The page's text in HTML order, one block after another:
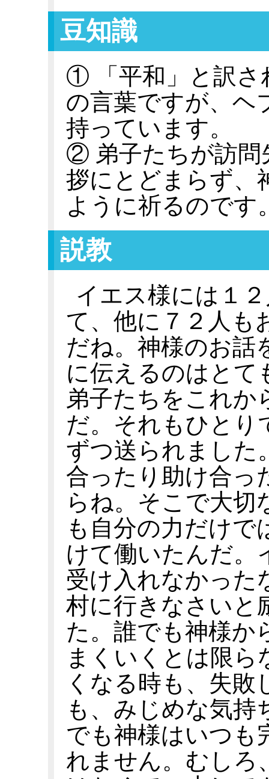
豆知識
① 「平和」と訳さ
の言葉ですが、ヘ
持っています。
② 弟子たちが訪問
拶にとどまらず、
ように祈るのです
説教
イエス様には１
て、他に７２人も
だね。神様のお話
に伝えるのはとて
弟子たちをこれか
だ。それもひとり
ずつ送られました
合ったり助け合っ
らね。そこで大切
も自分の力だけで
けて働いたんだ。
受け入れなかった
村に行きなさいと
た。誰でも神様か
まくいくとは限ら
くなる時も、失
も、みじめな気持
でも神様はいつも
れません。むしろ